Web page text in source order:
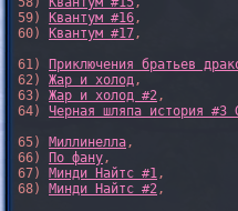
59)
Квантум #16,
60)
Квантум #17,
61)
Приключения братьев
62) Жар и холод,
63) Жар и холод #2,
64) Черная шляпа история #3
65) Миллинелла,
66)
По фану,
67) Минди Найтс #1,
68) Минди Найтс #2,